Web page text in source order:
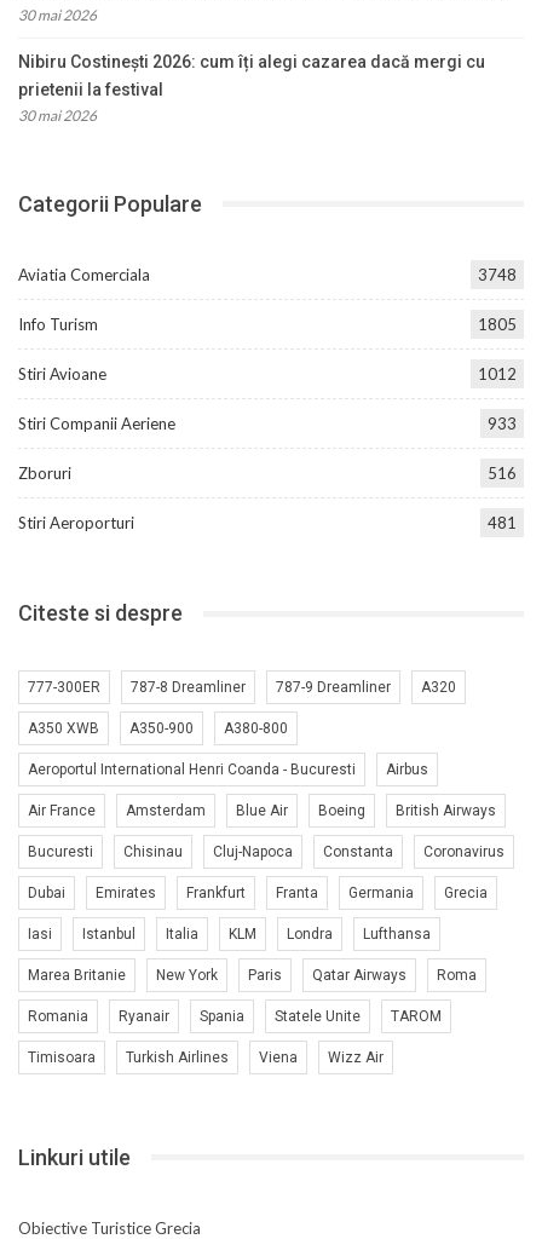
30 mai 2026
Nibiru Costinești 2026: cum îți alegi cazarea dacă mergi cu
prietenii la festival
30 mai 2026
Categorii Populare
Aviatia Comerciala 3748
Info Turism 1805
Stiri Avioane 1012
Stiri Companii Aeriene 933
Zboruri 516
Stiri Aeroporturi 481
Citeste si despre
777-300ER 787-8 Dreamliner 787-9 Dreamliner A320
A350 XWB A350-900 A380-800
Aeroportul International Henri Coanda - Bucuresti Airbus
Air France Amsterdam Blue Air Boeing British Airways
Bucuresti Chisinau Cluj-Napoca Constanta Coronavirus
Dubai Emirates Frankfurt Franta Germania Grecia
Iasi Istanbul Italia KLM Londra Lufthansa
Marea Britanie New York Paris Qatar Airways Roma
Romania Ryanair Spania Statele Unite TAROM
Timisoara Turkish Airlines Viena Wizz Air
Linkuri utile
Obiective Turistice Grecia